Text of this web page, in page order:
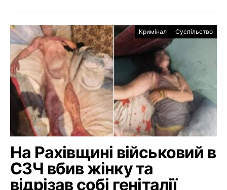
Кримінал Суспільство
На Рахівщині військовий в
СЗЧ вбив жінку та
відрізав собі геніталії